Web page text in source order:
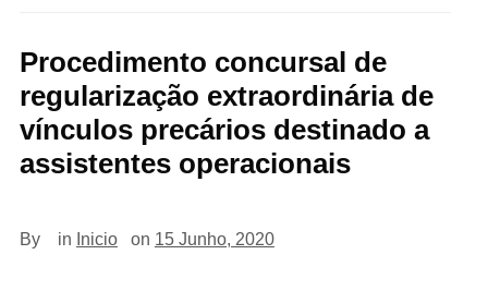
Procedimento concursal de
regularização extraordinária de
vínculos precários destinado a
assistentes operacionais
By in Inicio on 15 Junho, 2020